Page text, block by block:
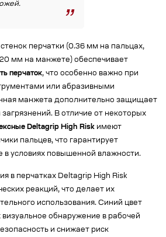
перчатки (0.36 мм на пальцах,
мм на манжете) обеспечивает
перчаток, что особенно важно при
или абразивными
манжета дополнительно защищает
В отличие от некоторых
Deltagrip High Risk имеют
пальцев, что гарантирует
в условиях повышенной влажности.
в перчатках Deltagrip High Risk
реакций, что делает их
использования. Синий цвет
визуальное обнаружение в рабочей
и снижает риск